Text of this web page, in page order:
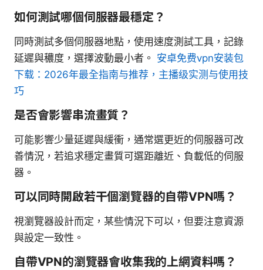
如何測試哪個伺服器最穩定？
同時測試多個伺服器地點，使用速度測試工具，記錄
延遲與穠度，選擇波動最小者。 安卓免费vpn安装包
下载：2026年最全指南与推荐，主播级实测与使用技
巧
是否會影響串流畫質？
可能影響少量延遲與緩衝，通常選更近的伺服器可改
善情況，若追求穩定畫質可選距離近、負載低的伺服
器。
可以同時開啟若干個瀏覽器的自帶VPN嗎？
視瀏覽器設計而定，某些情況下可以，但要注意資源
與設定一致性。
自帶VPN的瀏覽器會收集我的上網資料嗎？